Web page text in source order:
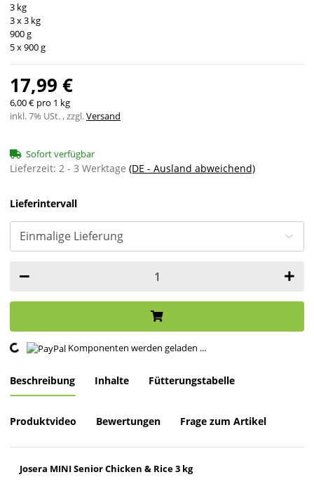
3 kg
3 x 3 kg
900 g
5 x 900 g
17,99 €
6,00 € pro 1 kg
inkl. 7% USt. , zzgl.Versand
Sofort verfügbar
Lieferzeit: 2 - 3 Werktage (DE - Ausland abweichend)
Lieferintervall
Loading... Komponenten werden geladen ...
Beschreibung Inhalte Fütterungstabelle
Produktvideo Bewertungen Frage zum Artikel
Josera MINI Senior Chicken & Rice 3 kg